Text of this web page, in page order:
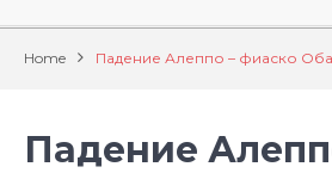
Home Падение Алеппо – фиаско
Падение